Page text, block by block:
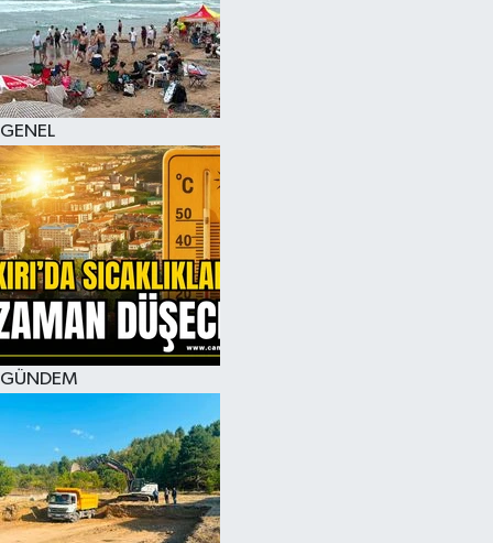
GENEL
GÜNDEM
KÜLTÜR SANAT
MAGAZİN
SAĞLIK
SİYASET
SPOR
TEKNOLOJİ
VİZYONDAKİLER
YAŞAM